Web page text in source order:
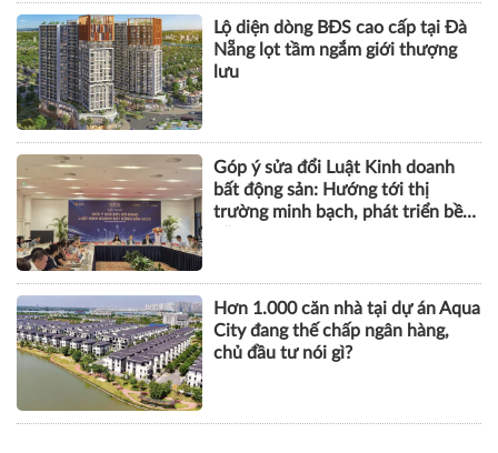
Lộ diện dòng BĐS cao cấp tại Đà
Nẵng lọt tầm ngắm giới thượng
lưu
Góp ý sửa đổi Luật Kinh doanh
bất động sản: Hướng tới thị
trường minh bạch, phát triển bền
Hơn 1.000 căn nhà tại dự án Aqua
City đang thế chấp ngân hàng,
chủ đầu tư nói gì?